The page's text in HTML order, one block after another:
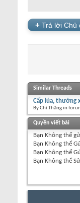
+ Trả lời Chủ
Similar Threads
Cấp lúa, thưởng
By Chí Thăng in
Quyền viết bài
Bạn Không thể
Bạn Không thể
Bạn Không thể
Bạn Không thể